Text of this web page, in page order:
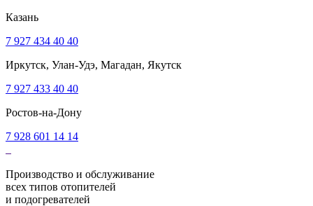
Казань
7 927 434 40 40
Иркутск, Улан-Удэ, Магадан, Якутск
7 927 433 40 40
Ростов-на-Дону
7 928 601 14 14
Производство и обслуживание
всех типов отопителей
и подогревателей